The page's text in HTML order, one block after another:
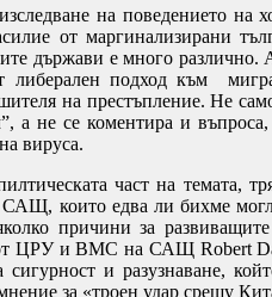
на поведението на
от маргинализирани
държави е много различно.
либерален подход към
на престъпление. Не
а не се коментира и
вируса.
част на темата,
САЩ, които едва ли бихме
причини за
от ЦРУ и ВМС на САЩ Robert
сигурност и разузнаване,
за «троен удар срещу